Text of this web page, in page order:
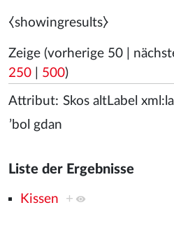
⧼showingresults⧽
Zeige (vorherige 50
250
500)
Attribut:
Liste der Ergebnisse
Kissen +